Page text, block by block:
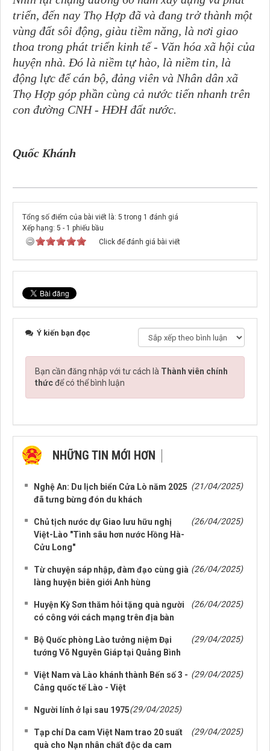
triển, đến nay Thọ Hợp đã và đang trở thành một
vùng đất sôi động, giàu tiềm năng, là nơi giao
thoa trong phát triển kinh tế - Văn hóa xã hội của
huyện nhà. Đó là niềm tự hào, là niềm tin, là
động lực đểcán bộ, đảng viên và Nhân dân xã
Thọ Hợp góp phần cùng cả nước tiến nhanh trên
con đường CNH - HĐH đất nước.
Quốc Khánh
Tổng số điểm của bài viết là: 5 trong 1 đánh giá
Xếp hạng: 5 - 1 phiếu bầu
Click để đánh giá bài viết
Ý kiến bạn đọc
Bạn cần đăng nhập với tư cách là Thành viên chính
thứcđể có thể bình luận
NHỮNG TIN MỚI HƠN
Nghệ An: Du lịch biển Cửa Lò năm 2025
đã tưng bừng đón du khách
(21/04/2025)
Chủ tịch nước dự Giao lưu hữu nghị
Việt-Lào "Tình sâu hơn nước Hồng Hà-
Cửu Long"
(26/04/2025)
Từ chuyện sáp nhập, đàm đạo cùng già
làng huyện biên giới Anh hùng
(26/04/2025)
Huyện Kỳ Sơn thăm hỏi tặng quà người
có công với cách mạng trên địa bàn
(26/04/2025)
Bộ Quốc phòng Lào tưởng niệm Đại
tướng Võ Nguyên Giáp tại Quảng Bình
(29/04/2025)
Việt Nam và Lào khánh thành Bến số 3 -
Cảng quốc tế Lào - Việt
(29/04/2025)
Người lính ở lại sau 1975(29/04/2025)
Tạp chí Da cam Việt Nam trao 20 suất
quà cho Nạn nhân chất độc da cam
(29/04/2025)